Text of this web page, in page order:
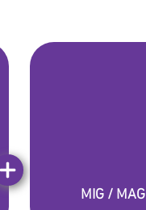
MIG / MAG